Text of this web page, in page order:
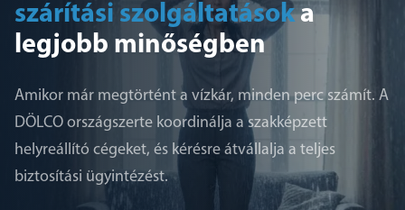
szárítási szolgáltatásoka
legjobb minőségben
Amikor már megtörtént a vízkár, minden perc számít. A
DÖLCO országszerte koordinálja a szakképzett
helyreállító cégeket, és kérésre átvállalja a teljes
biztosítási ügyintézést.